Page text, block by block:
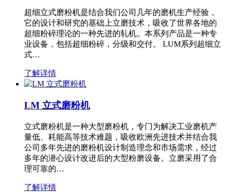
超细立式磨粉机是结合我们公司几年的磨机生产经验，
它的设计和研究的基础上立磨技术，吸收了世界各地的
超细粉碎理论的一种先进的轧机。本系列产品是一种专
业设备，包括超细粉碎，分级和交付。 LUM系列超细立
式…
了解详情
LM 立式磨粉机
立式磨粉机是一种大型磨粉机，专门为解决工业磨机产
量低、耗能高等技术难题，吸收欧洲先进技术并结合我
公司多年先进的磨粉机设计制造理念和市场需求，经过
多年的潜心设计改进后的大型粉磨设备。立磨采用了合
理可靠的…
了解详情